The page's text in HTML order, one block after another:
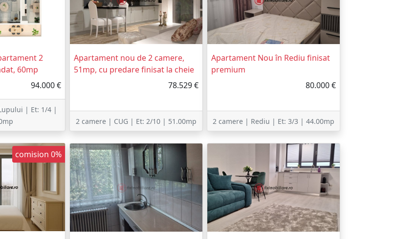
2
60mp
94.000 €
| Et: 1/4 |
Apartament nou de 2 camere,
51mp, cu predare finisat la cheie
78.529 €
2 camere | CUG | Et: 2/10 | 51.00mp
Apartament Nou în Rediu finisat
premium
80.000 €
2 camere | Rediu | Et: 3/3 | 44.00mp
comision 0%